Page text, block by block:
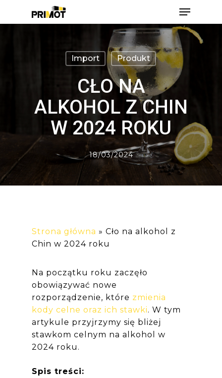
Menu
Import Produkt
CŁO NA
ALKOHOL Z CHIN
W 2024 ROKU
18/03/2024
Strona główna » Cło na alkohol z
Chin w 2024 roku
Na początku roku zaczęło
obowiązywać nowe
rozporządzenie, które zmienia
kody celne oraz ich stawki.W tym
artykule przyjrzymy się bliżej
stawkom celnym na alkohol w
2024 roku.
Spis treści:
Close
Menu